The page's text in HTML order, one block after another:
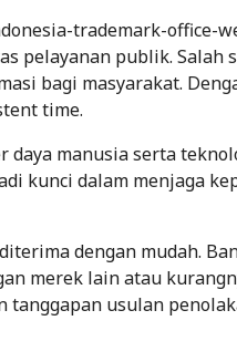
trademark-office-
pelayanan publik. Salah
bagi masyarakat.
time.
manusia serta
kunci dalam menjaga
dengan mudah.
merek lain atau
usulan